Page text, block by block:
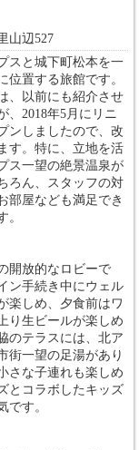
山辺527
スと城下町松本を一
位置する旅館です。
、以前にも紹介させ
、2018年5月にリニ
ンしましたので、改
す。特に、立地を活
ス一望の絶景温泉が
ろん、スタッフの対
部屋なども満足でき
。
開放的なロビーで
ン手続き中にウェル
楽しめ、夕食前はワ
り生ビールが楽しめ
のテラスには、北ア
街一望の足湯があり
さな子連れも楽しめ
とコラボしたキッズ
です。